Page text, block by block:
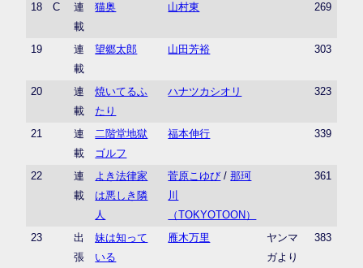
18 C
連
載
猫奥 山村東 269
19
連
載
望郷太郎 山田芳裕 303
20
連
載
焼いてるふ
たり
ハナツカシオリ 323
21
連
載
二階堂地獄
ゴルフ
福本伸行 339
22
連
載
よき法律家
は悪しき隣
人
菅原こゆび /那珂
川
（TOKYOTOON）
361
23
出
張
妹は知って
いる
雁木万里
ヤンマ
ガより
383